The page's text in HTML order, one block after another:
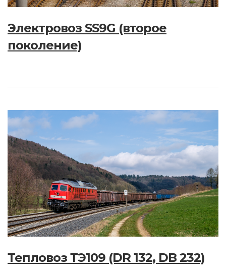
Электровоз SS9G (второе
поколение)
Тепловоз ТЭ109 (DR 132, DB 232)